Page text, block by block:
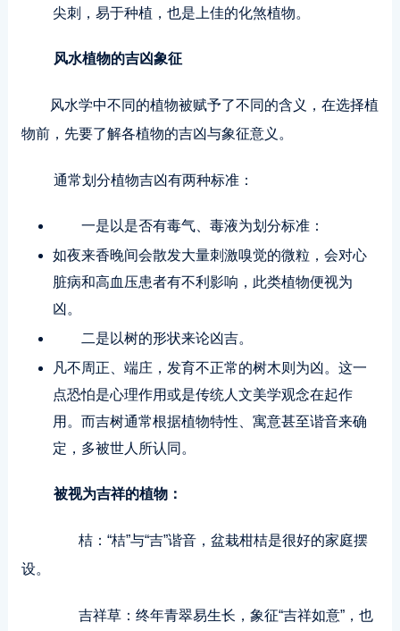
尖刺，易于种植，也是上佳的化煞植物。
风水植物的吉凶象征
风水学中不同的植物被赋予了不同的含义，在选择植
物前，先要了解各植物的吉凶与象征意义。
通常划分植物吉凶有两种标准：
一是以是否有毒气、毒液为划分标准：
如夜来香晚间会散发大量刺激嗅觉的微粒，会对心
脏病和高血压患者有不利影响，此类植物便视为
凶。
二是以树的形状来论凶吉。
凡不周正、端庄，发育不正常的树木则为凶。这一
点恐怕是心理作用或是传统人文美学观念在起作
用。而吉树通常根据植物特性、寓意甚至谐音来确
定，多被世人所认同。
被视为吉祥的植物：
桔：“桔”与“吉”谐音，盆栽柑桔是很好的家庭摆
设。
吉祥草：终年青翠易生长，象征“吉祥如意”，也